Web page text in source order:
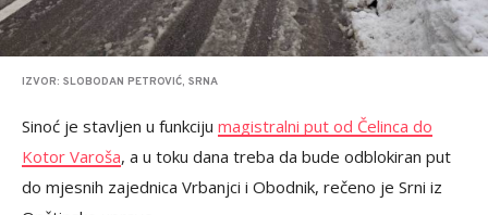
IZVOR: SLOBODAN PETROVIĆ, SRNA
Sinoć je stavljen u funkciju magistralni put od Čelinca do
Kotor Varoša, a u toku dana treba da bude odblokiran put
do mjesnih zajednica Vrbanjci i Obodnik, rečeno je Srni iz